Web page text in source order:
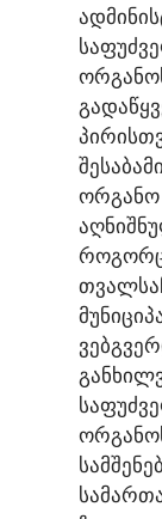
ᲝᲠᲒᲐᲜᲝ
ᲠᲝᲒᲝᲠᲪ